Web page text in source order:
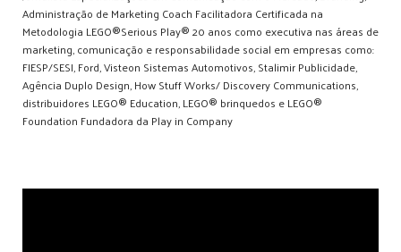
Administração de Marketing Coach Facilitadora Certificada na
Metodologia LEGO®Serious Play® 20 anos como executiva nas áreas de
marketing, comunicação e responsabilidade social em empresas como:
FIESP/SESI, Ford, Visteon Sistemas Automotivos, Stalimir Publicidade,
Agência Duplo Design, How Stuff Works/ Discovery Communications,
distribuidores LEGO® Education, LEGO® brinquedos e LEGO®
Foundation Fundadora da Play in Company